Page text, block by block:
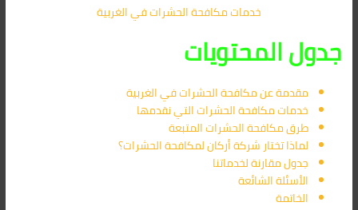
خدمات مكافحة الحشرات في الغربية
جدول المحتويات
مقدمة عن مكافحة الحشرات في الغربية
خدمات مكافحة الحشرات التي نقدمها
طرق مكافحة الحشرات المتبعة
لماذا تختار شركة أركان لمكافحة الحشرات؟
جدول مقارنة لخدماتنا
الأسئلة الشائعة
الخاتمة